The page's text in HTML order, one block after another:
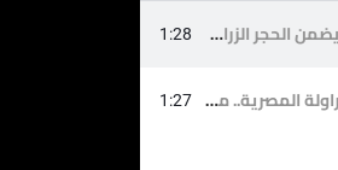
اقتصاد مصر | كيف يضمن الحجر الزراعي جودة القمح قبل وصوله إلى المستهلك؟ التفاصيل الكاملة 1:28
البصمة الوراثية للفراولة المصرية.. ما هي وكيف تؤثر على الصادرات؟ 1:27